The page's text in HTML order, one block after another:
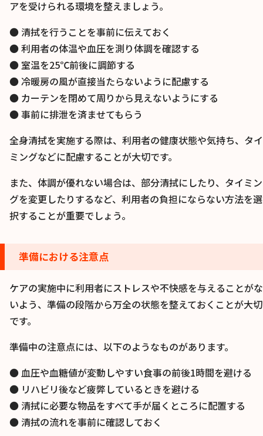
アを受けられる環境を整えましょう。
● 清拭を行うことを事前に伝えておく
● 利用者の体温や血圧を測り体調を確認する
● 室温を25℃前後に調節する
● 冷暖房の風が直接当たらないように配慮する
● カーテンを閉めて周りから見えないようにする
● 事前に排泄を済ませてもらう
全身清拭を実施する際は、利用者の健康状態や気持ち、タイ
ミングなどに配慮することが大切です。
また、体調が優れない場合は、部分清拭にしたり、タイミン
グを変更したりするなど、利用者の負担にならない方法を選
択することが重要でしょう。
準備における注意点
ケアの実施中に利用者にストレスや不快感を与えることがな
いよう、準備の段階から万全の状態を整えておくことが大切
です。
準備中の注意点には、以下のようなものがあります。
● 血圧や血糖値が変動しやすい食事の前後1時間を避ける
● リハビリ後など疲弊しているときを避ける
● 清拭に必要な物品をすべて手が届くところに配置する
● 清拭の流れを事前に確認しておく